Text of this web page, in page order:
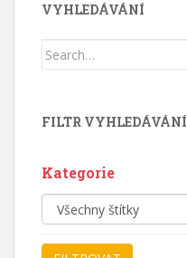
VYHLEDÁVÁNÍ
Search
FILTR VYHLEDÁVÁNÍ
Kategorie